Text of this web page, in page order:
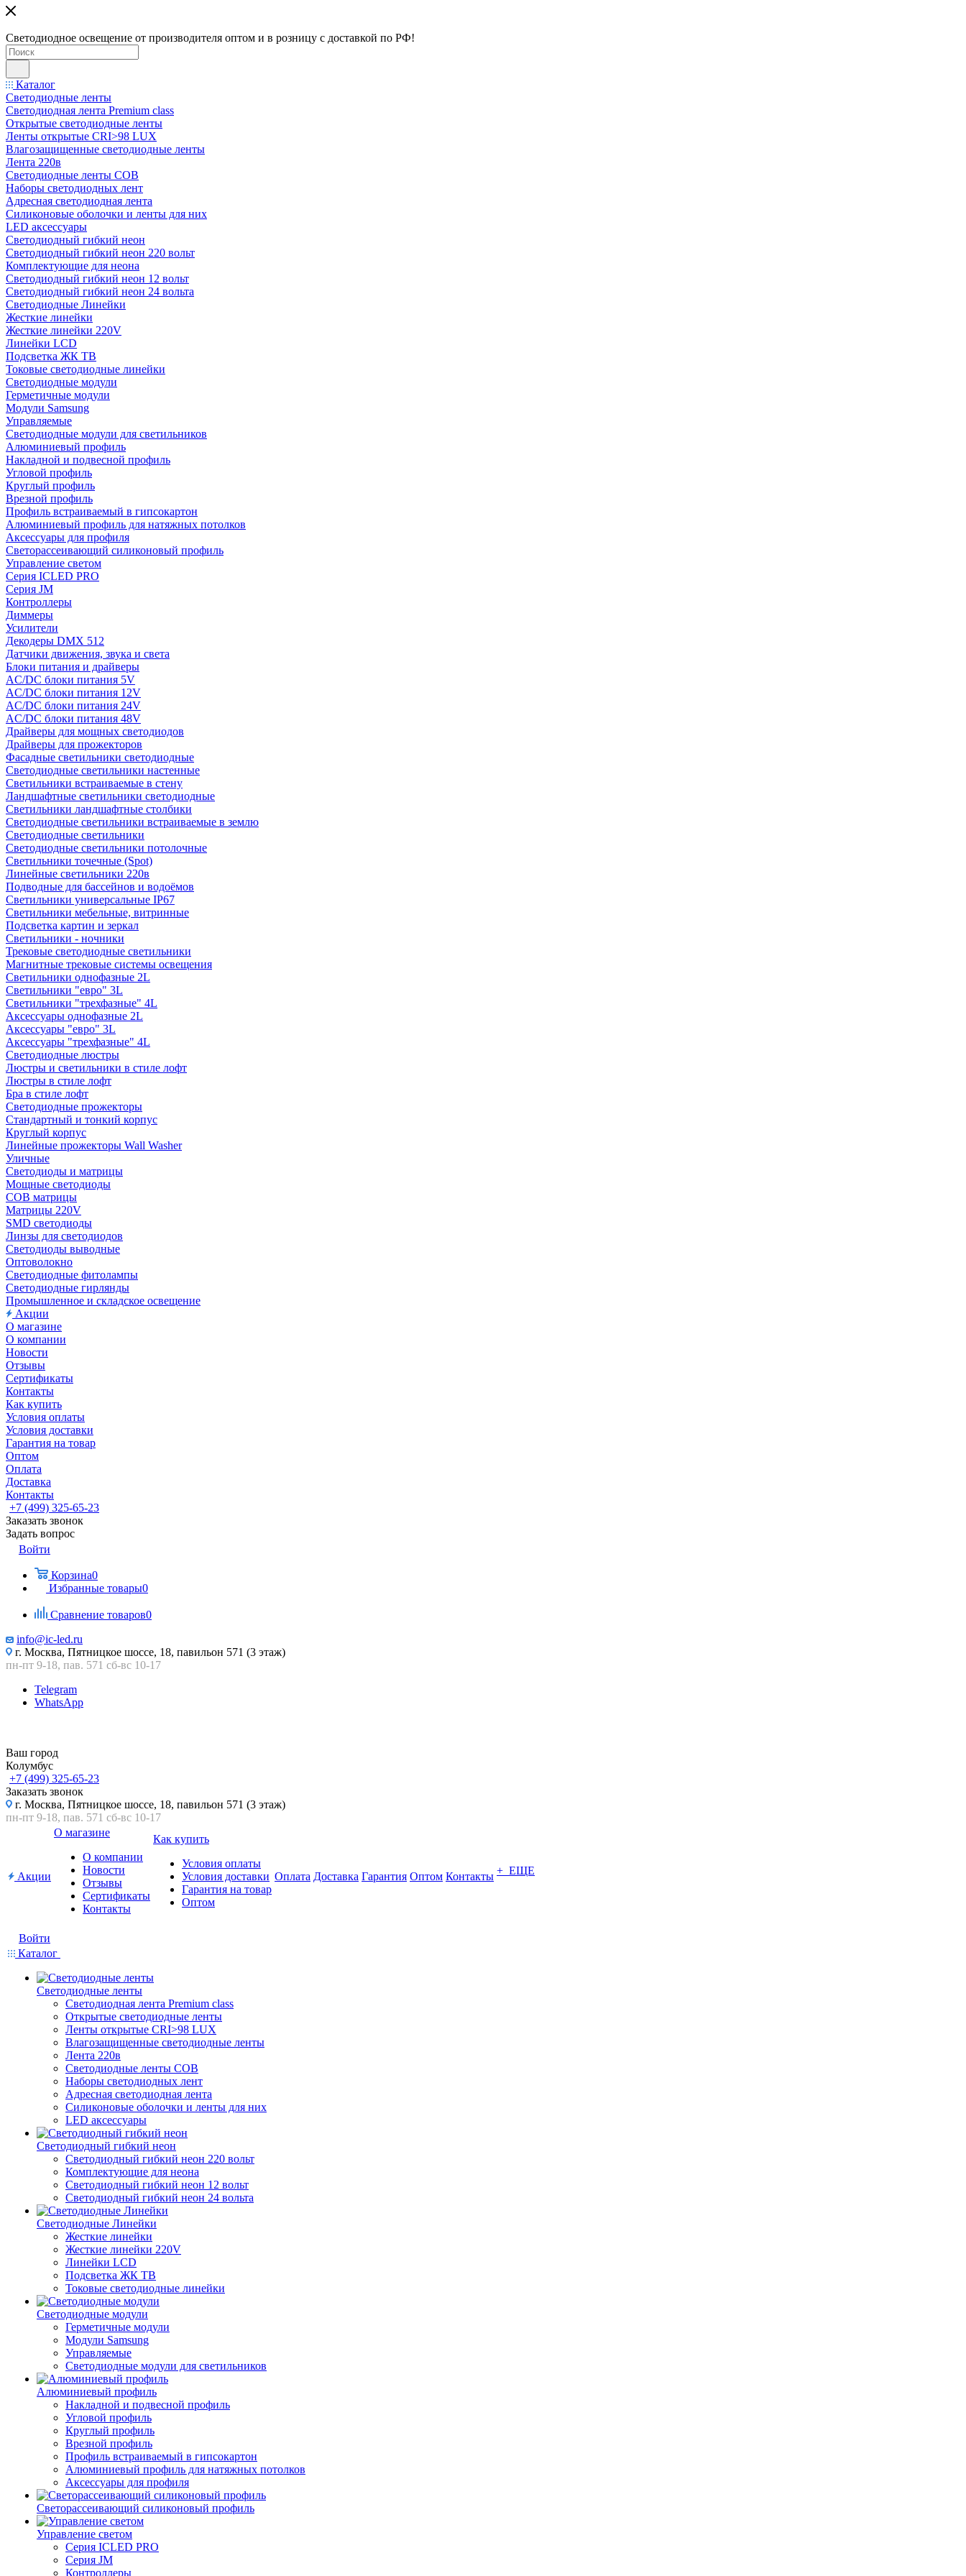
Светодиодное освещение от производителя оптом и в розницу с доставкой по РФ!
Каталог
Светодиодные ленты
Светодиодная лента Premium class
Открытые светодиодные ленты
Ленты открытые CRI>98 LUX
Влагозащищенные светодиодные ленты
Лента 220в
Светодиодные ленты COB
Наборы светодиодных лент
Адресная светодиодная лента
Силиконовые оболочки и ленты для них
LED аксессуары
Светодиодный гибкий неон
Светодиодный гибкий неон 220 вольт
Комплектующие для неона
Светодиодный гибкий неон 12 вольт
Светодиодный гибкий неон 24 вольта
Светодиодные Линейки
Жесткие линейки
Жесткие линейки 220V
Линейки LCD
Подсветка ЖК ТВ
Токовые светодиодные линейки
Светодиодные модули
Герметичные модули
Модули Samsung
Управляемые
Светодиодные модули для светильников
Алюминиевый профиль
Накладной и подвесной профиль
Угловой профиль
Круглый профиль
Врезной профиль
Профиль встраиваемый в гипсокартон
Алюминиевый профиль для натяжных потолков
Аксессуары для профиля
Светорассеивающий силиконовый профиль
Управление светом
Серия ICLED PRO
Серия JM
Контроллеры
Диммеры
Усилители
Декодеры DMX 512
Датчики движения, звука и света
Блоки питания и драйверы
AC/DC блоки питания 5V
AC/DC блоки питания 12V
AC/DC блоки питания 24V
AC/DC блоки питания 48V
Драйверы для мощных светодиодов
Драйверы для прожекторов
Фасадные светильники светодиодные
Светодиодные светильники настенные
Светильники встраиваемые в стену
Ландшафтные светильники светодиодные
Светильники ландшафтные столбики
Светодиодные светильники встраиваемые в землю
Светодиодные светильники
Светодиодные светильники потолочные
Светильники точечные (Spot)
Линейные светильники 220в
Подводные для бассейнов и водоёмов
Светильники универсальные IP67
Светильники мебельные, витринные
Подсветка картин и зеркал
Светильники - ночники
Трековые светодиодные светильники
Магнитные трековые системы освещения
Светильники однофазные 2L
Светильники "евро" 3L
Светильники "трехфазные" 4L
Аксессуары однофазные 2L
Аксессуары "евро" 3L
Аксессуары "трехфазные" 4L
Светодиодные люстры
Люстры и светильники в стиле лофт
Люстры в стиле лофт
Бра в стиле лофт
Светодиодные прожекторы
Стандартный и тонкий корпус
Круглый корпус
Линейные прожекторы Wall Washer
Уличные
Светодиоды и матрицы
Мощные светодиоды
COB матрицы
Матрицы 220V
SMD светодиоды
Линзы для светодиодов
Светодиоды выводные
Оптоволокно
Светодиодные фитолампы
Светодиодные гирлянды
Промышленное и складское освещение
Акции
О магазине
О компании
Новости
Отзывы
Сертификаты
Контакты
Как купить
Условия оплаты
Условия доставки
Гарантия на товар
Оптом
Оплата
Доставка
Контакты
+7 (499) 325-65-23
Заказать звонок
Задать вопрос
Войти
Корзина0
Избранные товары0
Сравнение товаров0
info@ic-led.ru
г. Москва, Пятницкое шоссе, 18, павильон 571 (3 этаж)
пн-пт 9-18, пав. 571 сб-вс 10-17
Telegram
WhatsApp
Ваш город
Колумбус
+7 (499) 325-65-23
Заказать звонок
г. Москва, Пятницкое шоссе, 18, павильон 571 (3 этаж)
пн-пт 9-18, пав. 571 сб-вс 10-17
Акции
О магазине
О компании
Новости
Отзывы
Сертификаты
Контакты
Как купить
Условия оплаты
Условия доставки
Гарантия на товар
Оптом
Оплата Доставка Гарантия Оптом Контакты + ЕЩЕ
Войти
Каталог
Светодиодные ленты
Светодиодная лента Premium class
Открытые светодиодные ленты
Ленты открытые CRI>98 LUX
Влагозащищенные светодиодные ленты
Лента 220в
Светодиодные ленты COB
Наборы светодиодных лент
Адресная светодиодная лента
Силиконовые оболочки и ленты для них
LED аксессуары
Светодиодный гибкий неон
Светодиодный гибкий неон 220 вольт
Комплектующие для неона
Светодиодный гибкий неон 12 вольт
Светодиодный гибкий неон 24 вольта
Светодиодные Линейки
Жесткие линейки
Жесткие линейки 220V
Линейки LCD
Подсветка ЖК ТВ
Токовые светодиодные линейки
Светодиодные модули
Герметичные модули
Модули Samsung
Управляемые
Светодиодные модули для светильников
Алюминиевый профиль
Накладной и подвесной профиль
Угловой профиль
Круглый профиль
Врезной профиль
Профиль встраиваемый в гипсокартон
Алюминиевый профиль для натяжных потолков
Аксессуары для профиля
Светорассеивающий силиконовый профиль
Управление светом
Серия ICLED PRO
Серия JM
Контроллеры